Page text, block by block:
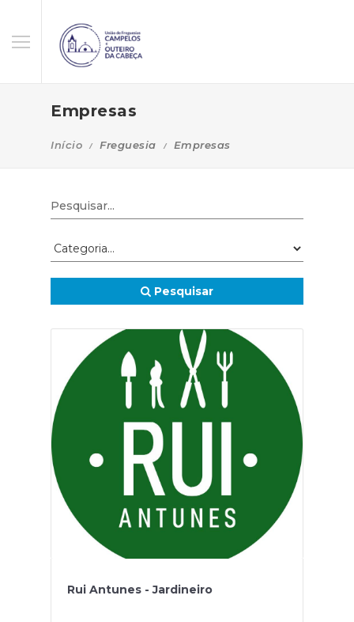
Empresas
Início Freguesia Empresas
Pesquisar
Rui Antunes - Jardineiro